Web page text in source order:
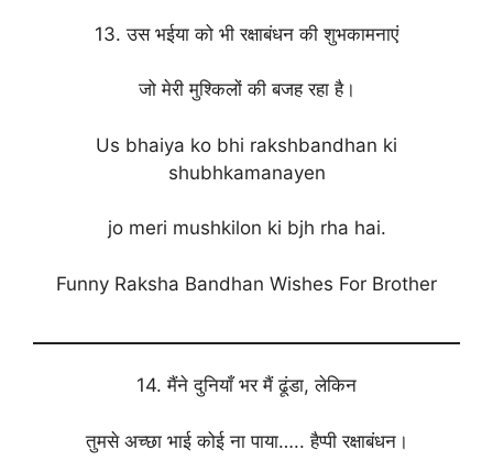
13. उस भईया को भी रक्षाबंधन की शुभकामनाएं
जो मेरी मुश्किलों की बजह रहा है।
Us bhaiya ko bhi rakshbandhan ki
shubhkamanayen
jo meri mushkilon ki bjh rha hai.
Funny Raksha Bandhan Wishes For Brother
14. मैंने दुनियाँ भर मैं ढूंडा, लेकिन
तुमसे अच्छा भाई कोई ना पाया….. हैप्पी रक्षाबंधन।